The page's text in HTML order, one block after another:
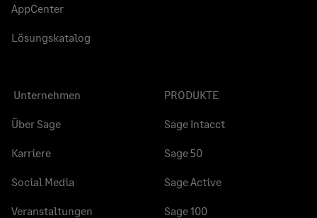
AppCenter
Lösungskatalog
Unternehmen
Über Sage
Karriere
Social Media
Veranstaltungen
PRODUKTE
Sage Intacct
Sage 50
Sage Active
Sage 100